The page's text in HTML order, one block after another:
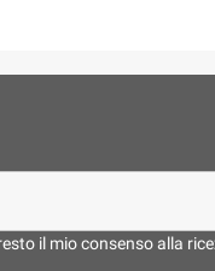
il mio consenso alla